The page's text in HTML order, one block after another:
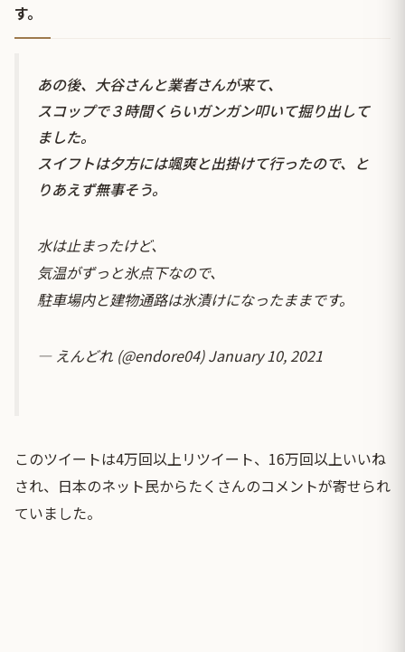
す。
あの後、大谷さんと業者さんが来て、
スコップで３時間くらいガンガン叩いて掘り出して
ました。
スイフトは夕方には颯爽と出掛けて行ったので、と
りあえず無事そう。
水は止まったけど、
気温がずっと氷点下なので、
駐車場内と建物通路は氷漬けになったままです。
— えんどれ (@endore04)January 10, 2021
このツイートは4万回以上リツイート、16万回以上いいね
され、日本のネット民からたくさんのコメントが寄せられ
ていました。